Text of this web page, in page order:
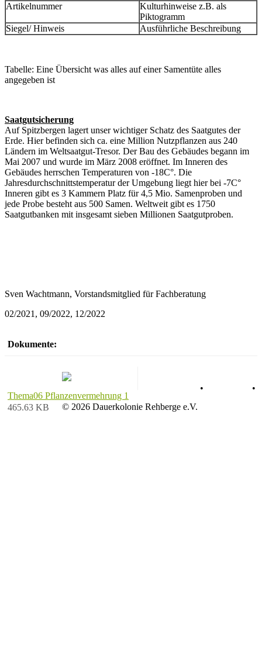
Artikelnummer
Kulturhinweise z.B. als
Piktogramm
Siegel/ Hinweis
Ausführliche Beschreibung
Tabelle: Eine Übersicht was alles auf einer Samentüte alles
angegeben ist
Saatgutsicherung
Auf Spitzbergen lagert unser wichtiger Schatz des Saatgutes der
Erde. Hier befinden sich ca. eine Million Nutzpflanzen aus 240
Ländern im Weltsaatgut-Tresor. Der Bau des Gebäudes begann im
Mai 2007 und wurde im März 2008 eröffnet. Im Inneren des
Gebäudes herrschen Temperaturen von -18C°. Die
Jahresdurchschnittstemperatur der Umgebung liegt hier bei -7C°
Inneren gibt es 3 Kammern Platz für 4,5 Mio. Samenproben und
jede Probe besteht aus 500 Samen. Weltweit gibt es 1750
Saatgutbanken mit insgesamt sieben Millionen Saatgutproben.
Sven Wachtmann, Vorstandsmitglied für Fachberatung
02/2021, 09/2022, 12/2022
Dokumente:
Thema06 Pflanzenvermehrung 1
465.63 KB
•
•
© 2026 Dauerkolonie Rehberge e.V.